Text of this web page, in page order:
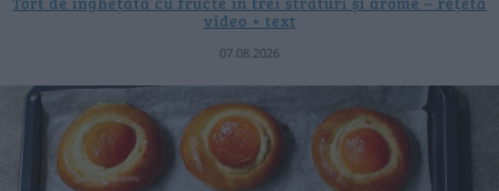
video + text
07.08.2026